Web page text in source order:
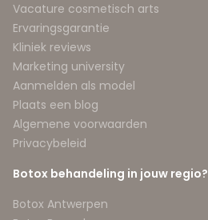
Vacature cosmetisch arts
Ervaringsgarantie
Kliniek reviews
Marketing university
Aanmelden als model
Plaats een blog
Algemene voorwaarden
Privacybeleid
Botox behandeling in jouw regio?
Botox Antwerpen